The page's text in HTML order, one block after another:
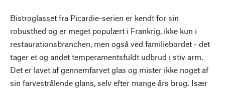
Bistroglasset fra Picardie-serien er kendt for sin
robusthed og er meget populært i Frankrig, ikke kun i
restaurationsbranchen, men også ved familiebordet - det
tager et og andet temperamentsfuldt udbrud i stiv arm.
Det er lavet af gennemfarvet glas og mister ikke noget af
sin farvestrålende glans, selv efter mange års brug. Især